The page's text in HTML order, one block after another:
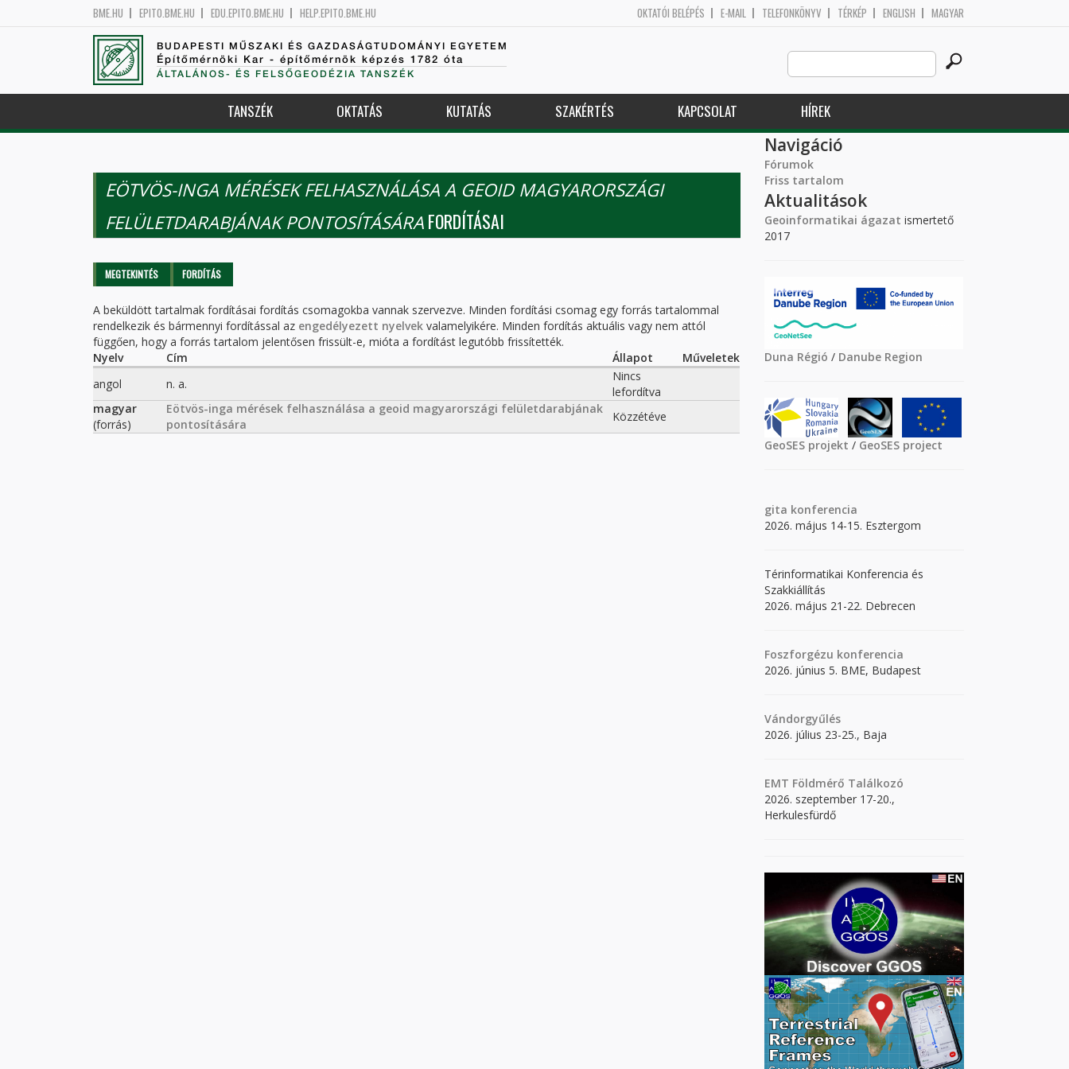
BME.HU EPITO.BME.HU EDU.EPITO.BME.HU HELP.EPITO.BME.HU OKTATÓI BELÉPÉS E-MAIL TELEFONKÖNYV TÉRKÉP ENGLISH MAGYAR
BUDAPESTI MŰSZAKI ÉS GAZDASÁGTUDOMÁNYI EGYETEM
Építőmérnöki Kar - építőmérnök képzés 1782 óta
ÁLTALÁNOS- ÉS FELSŐGEODÉZIA TANSZÉK
Search
this
site
TANSZÉK OKTATÁS KUTATÁS SZAKÉRTÉS KAPCSOLAT HÍREK
EÖTVÖS-INGA MÉRÉSEK FELHASZNÁLÁSA A GEOID MAGYARORSZÁGI
FELÜLETDARABJÁNAK PONTOSÍTÁSÁRA FORDÍTÁSAI
Elsődleges fülek
MEGTEKINTÉS FORDÍTÁS
A beküldött tartalmak fordításai fordítás csomagokba vannak szervezve. Minden fordítási csomag egy forrás tartalommal
rendelkezik és bármennyi fordítással az engedélyezett nyelvek valamelyikére. Minden fordítás aktuális vagy nem attól
függően, hogy a forrás tartalom jelentősen frissült-e, mióta a fordítást legutóbb frissítették.
Nyelv
Cím Állapot
Műveletek
angol
n. a.
Nincs
lefordítva
magyar
(forrás)
Eötvös-inga mérések felhasználása a geoid magyarországi felületdarabjának
pontosítására
Közzétéve
Navigáció
Fórumok
Friss tartalom
Aktualitások
Geoinformatikai ágazat ismertető
2017
Duna Régió / Danube Region
GeoSES projekt / GeoSES project
gita konferencia
2026. május 14-15. Esztergom
Térinformatikai Konferencia és
Szakkiállítás
2026. május 21-22. Debrecen
Foszforgézu konferencia
2026. június 5. BME, Budapest
Vándorgyűlés
2026. július 23-25., Baja
EMT Földmérő Találkozó
2026. szeptember 17-20.,
Herkulesfürdő